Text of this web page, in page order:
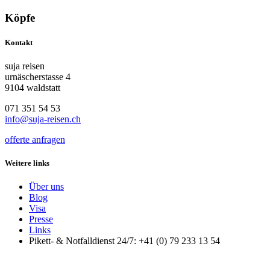
Köpfe
Kontakt
suja reisen
urnäscherstasse 4
9104 waldstatt
071 351 54 53
info@suja-reisen.ch
offerte anfragen
Weitere links
Über uns
Blog
Visa
Presse
Links
Pikett- & Notfalldienst 24/7: +41 (0) 79 233 13 54